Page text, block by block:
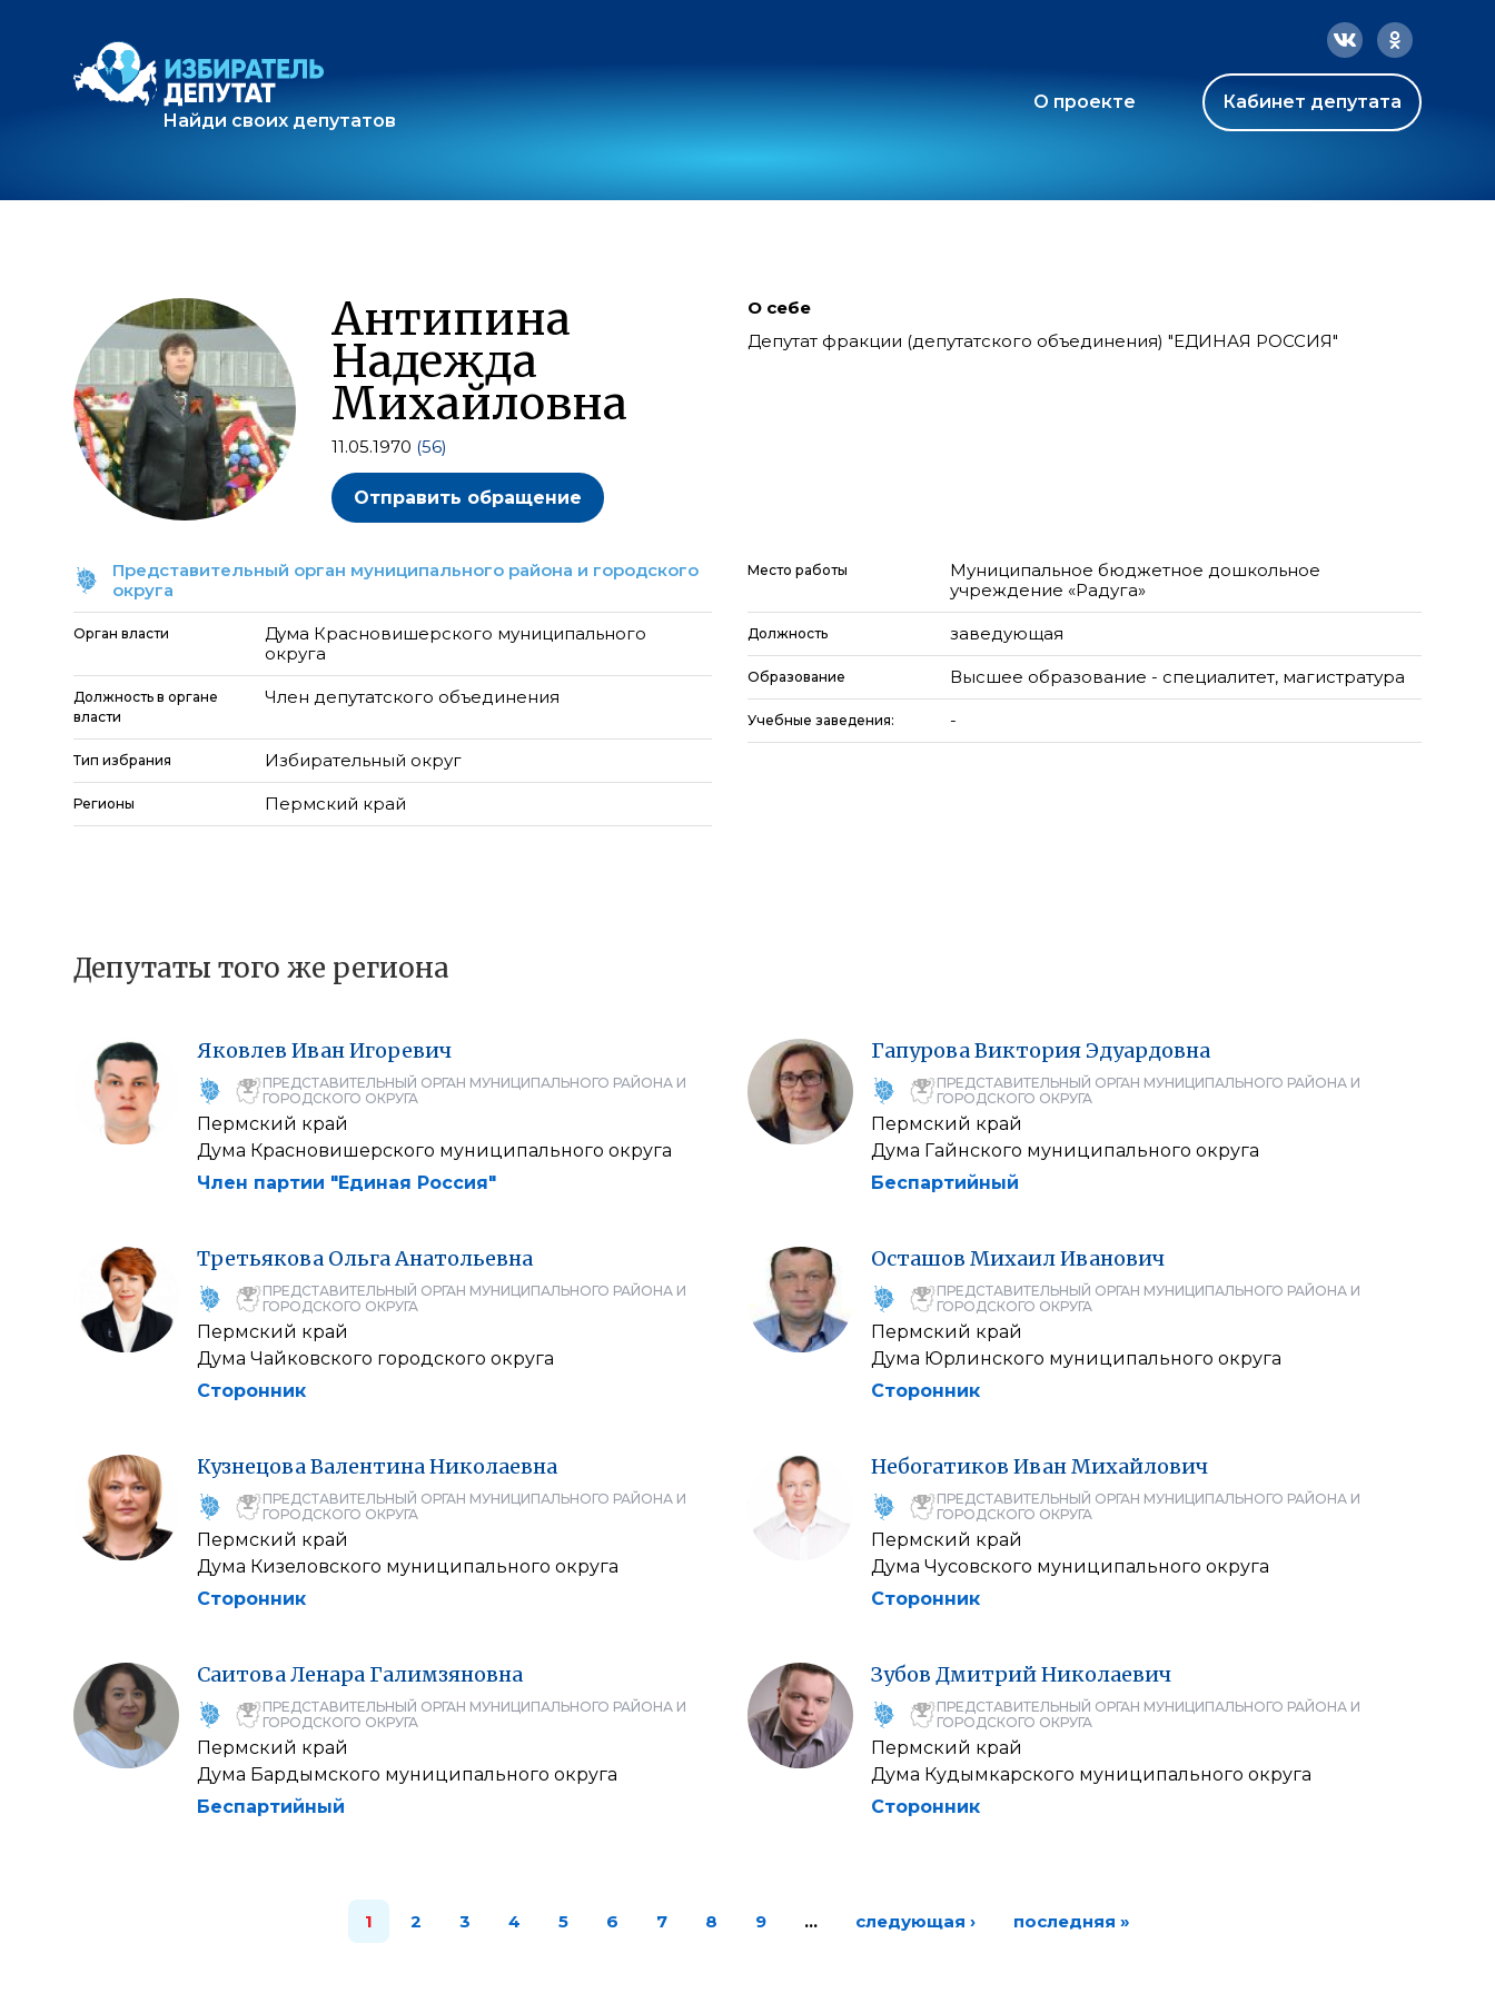
Найди своих депутатов
О проекте Кабинет депутата
Антипина
Надежда
Михайловна
11.05.1970 (56)
Отправить обращение
О себе
Депутат фракции (депутатского объединения) "ЕДИНАЯ РОССИЯ"
Представительный орган муниципального района и городского
округа
Орган власти
Дума Красновишерского муниципального
округа
Должность в органе
власти
Член депутатского объединения
Тип избрания Избирательный округ
Регионы Пермский край
Место работы
Муниципальное бюджетное дошкольное
учреждение «Радуга»
Должность заведующая
Образование Высшее образование - специалитет, магистратура
Учебные заведения: -
Депутаты того же региона
Яковлев ИванИгоревич
ПРЕДСТАВИТЕЛЬНЫЙ ОРГАН МУНИЦИПАЛЬНОГО РАЙОНА И
ГОРОДСКОГО ОКРУГА
Пермский край
Дума Красновишерского муниципального округа
Член партии "Единая Россия"
ГапуроваВиктория Эдуардовна
ПРЕДСТАВИТЕЛЬНЫЙ ОРГАН МУНИЦИПАЛЬНОГО РАЙОНА И
ГОРОДСКОГО ОКРУГА
Пермский край
Дума Гайнского муниципального округа
Беспартийный
Третьякова ОльгаАнатольевна
ПРЕДСТАВИТЕЛЬНЫЙ ОРГАН МУНИЦИПАЛЬНОГО РАЙОНА И
ГОРОДСКОГО ОКРУГА
Пермский край
Дума Чайковского городского округа
Сторонник
Осташов МихаилИванович
ПРЕДСТАВИТЕЛЬНЫЙ ОРГАН МУНИЦИПАЛЬНОГО РАЙОНА И
ГОРОДСКОГО ОКРУГА
Пермский край
Дума Юрлинского муниципального округа
Сторонник
КузнецоваВалентинаНиколаевна
ПРЕДСТАВИТЕЛЬНЫЙ ОРГАН МУНИЦИПАЛЬНОГО РАЙОНА И
ГОРОДСКОГО ОКРУГА
Пермский край
Дума Кизеловского муниципального округа
Сторонник
Небогатиков ИванМихайлович
ПРЕДСТАВИТЕЛЬНЫЙ ОРГАН МУНИЦИПАЛЬНОГО РАЙОНА И
ГОРОДСКОГО ОКРУГА
Пермский край
Дума Чусовского муниципального округа
Сторонник
СаитоваЛенара Галимзяновна
ПРЕДСТАВИТЕЛЬНЫЙ ОРГАН МУНИЦИПАЛЬНОГО РАЙОНА И
ГОРОДСКОГО ОКРУГА
Пермский край
Дума Бардымского муниципального округа
Беспартийный
Зубов ДмитрийНиколаевич
ПРЕДСТАВИТЕЛЬНЫЙ ОРГАН МУНИЦИПАЛЬНОГО РАЙОНА И
ГОРОДСКОГО ОКРУГА
Пермский край
Дума Кудымкарского муниципального округа
Сторонник
1 2 3 4 5 6 7 8 9 … следующая › последняя »